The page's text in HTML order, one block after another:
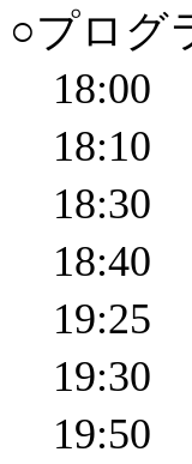
○プログ
18:00
18:10
18:30
18:40
19:25
19:30
19:50